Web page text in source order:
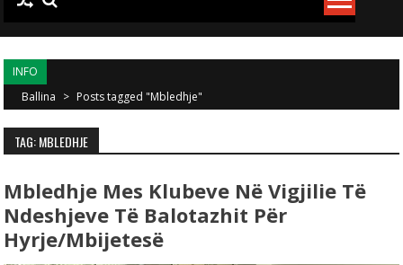
INFO
Ballina > Posts tagged "Mbledhje"
TAG: MBLEDHJE
Mbledhje Mes Klubeve Në Vigjilie Të
Ndeshjeve Të Balotazhit Për
Hyrje/mbijetesë